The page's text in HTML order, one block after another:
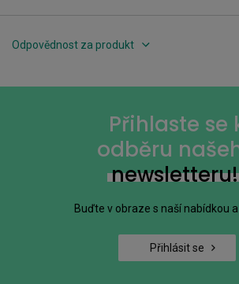
Odpovědnost za produkt
Přihlaste se
odběru
newsletteru!
Buďte v obraze s naší nabídkou
Přihlásit se